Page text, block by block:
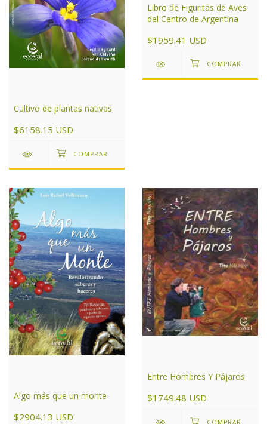
Cultivo de plantas nativas
$6158.15 USD
Libro de Figuritas de Aves
del Centro de Argentina
$1959.41 USD
Algo más que un monte
$2904.13 USD
Entre Hombres Y Pájaros
$1749.48 USD